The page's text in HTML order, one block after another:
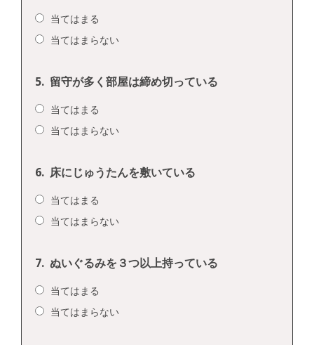
当てはまる
当てはまらない
5. 留守が多く部屋は締め切っている
当てはまる
当てはまらない
6. 床にじゅうたんを敷いている
当てはまる
当てはまらない
7. ぬいぐるみを３つ以上持っている
当てはまる
当てはまらない